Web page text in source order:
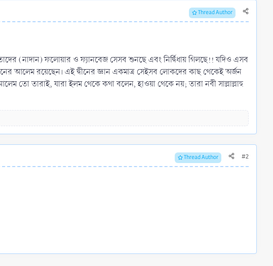
Thread Author
(নাদান) ফলোয়ার ও ফ্যানবেজ সেসব শুনছে এবং নির্দ্বিধায় গিলছে!! যদিও এসব
আলেম রয়েছেন। এই দ্বীনের জ্ঞান একমাত্র সেইসব লোকদের কাছ থেকেই অর্জন
তো তারাই, যারা ইলম থেকে কথা বলেন, হাওয়া থেকে নয়; তারা নবী সাল্লাল্লাহু
Thread Author #2